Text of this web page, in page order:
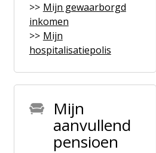
Mijn gewaarborgd
inkomen
Mijn
hospitalisatiepolis
Mijn
aanvullend
pensioen